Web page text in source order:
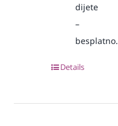
dijete
–
besplatno.
Details